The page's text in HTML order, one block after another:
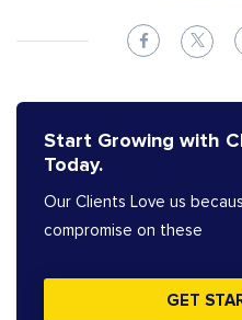
Start Growing with
Today.
Our Clients Love us
compromise on these
GET